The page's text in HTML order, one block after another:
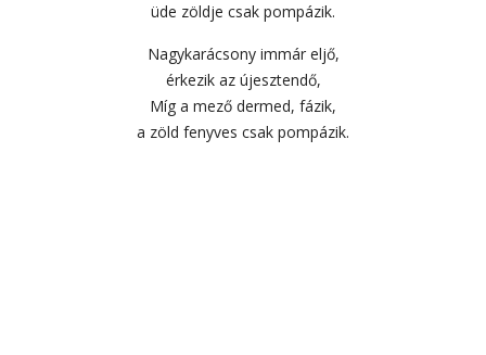
üde zöldje csak pompázik.
Nagykarácsony immár eljő,
érkezik az újesztendő,
Míg a mező dermed, fázik,
a zöld fenyves csak pompázik.